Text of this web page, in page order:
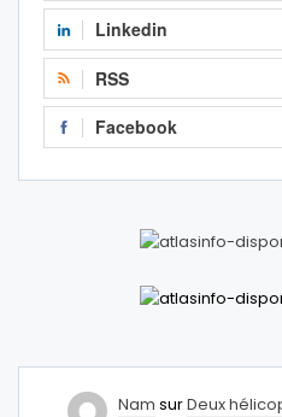
Linkedin
RSS
Facebook
Nam surDeux